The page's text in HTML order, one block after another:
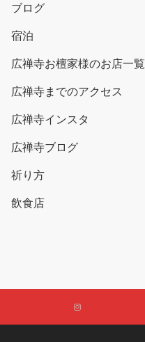
ブログ
宿泊
広禅寺お檀家様のお店一覧
広禅寺までのアクセス
広禅寺インスタ
広禅寺ブログ
祈り方
飲食店